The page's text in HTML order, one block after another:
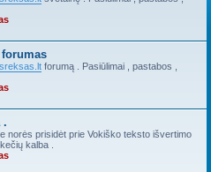
forumą . Pasiūlimai , pastabos ,
.
norės prisidėt prie Vokiško teksto išvertimo
kalba .